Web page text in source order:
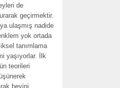
de
geçirmektir.
ulaşmış nadide
yok ortada
tanımlama
yaşıyorlar. İlk
teorileri
beyini